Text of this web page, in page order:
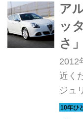
ア
ッ
さ
ひ
2012
近く
ジュ
ファ